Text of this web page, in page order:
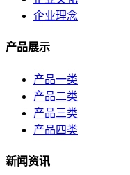
企业理念
产品展示
产品一类
产品二类
产品三类
产品四类
新闻资讯